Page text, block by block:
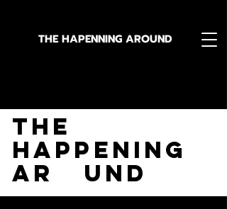
THE HAPENNING AROUND
The
Happening
Ar und